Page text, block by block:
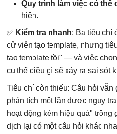
Quy trình làm việc có thể
hiện.
✅ Kiểm tra nhanh: Ba tiêu chí
cử viên tạo template, nhưng
tạo template tồi" — và việc
cụ thể điều gì sẽ xảy ra sai sót
Tiêu chí còn thiếu: Câu hỏi
phân tích một lần được ngụy
hoạt động kém hiệu quả"
dịch lại có một câu hỏi khác